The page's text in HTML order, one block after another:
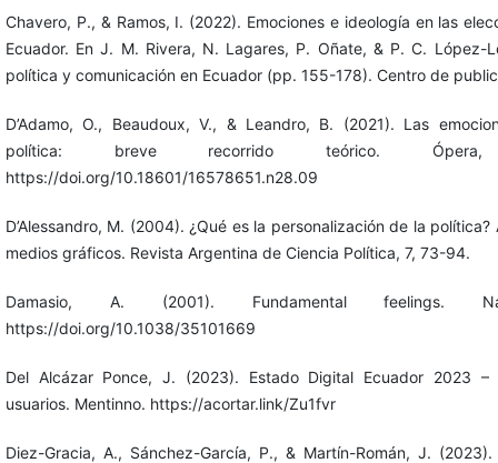
Chavero, P., & Ramos, I. (2022). Emociones e ideología en las
Ecuador. En J. M. Rivera, N. Lagares, P. Oñate, & P. C. López-
política y comunicación en Ecuador (pp. 155-178). Centro de
D’Adamo, O., Beaudoux, V., & Leandro, B. (2021). Las
política: breve recorrido teórico.
https://doi.org/10.18601/16578651.n28.09
D’Alessandro, M. (2004). ¿Qué es la personalización de la
medios gráficos. Revista Argentina de Ciencia Política, 7, 73-94.
Damasio, A. (2001). Fundamental feelings.
https://doi.org/10.1038/35101669
Del Alcázar Ponce, J. (2023). Estado Digital Ecuador 2023 –
usuarios. Mentinno. https://acortar.link/Zu1fvr
Diez-Gracia, A., Sánchez-García, P., & Martín-Román, J.